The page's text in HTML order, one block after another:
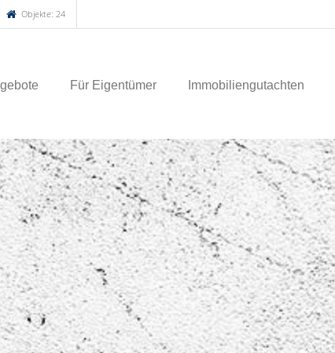
Objekte: 24
Für Eigentümer Immobiliengutachten